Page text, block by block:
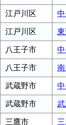
江戸川区
江戸川区
八王子市
八王子市
武蔵野市
武蔵野市
三鷹市